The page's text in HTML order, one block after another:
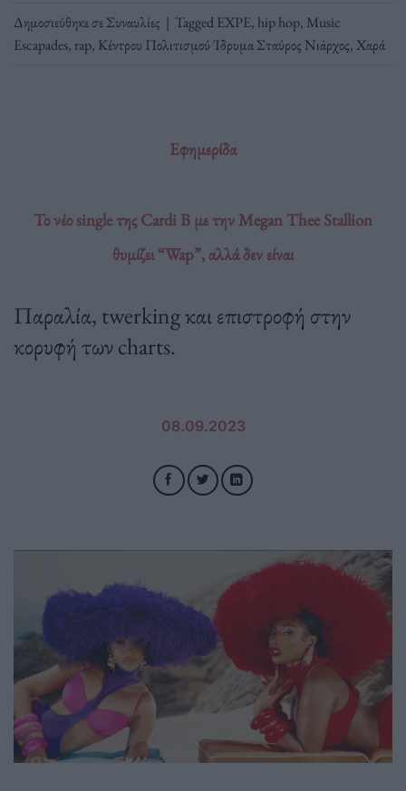
Δημοσιεύθηκε σεΣυναυλίες | TaggedEXPE, hip hop, Music
Escapades, rap, Κέντρου Πολιτισμού Ίδρυμα Σταύρος Νιάρχος,Χαρά
Εφημερίδα
Το νέο single της Cardi B με την Megan Thee Stallion
θυμίζει “Wap”, αλλά δεν είναι
Παραλία, twerking και επιστροφή στην
κορυφή των charts.
08.09.2023